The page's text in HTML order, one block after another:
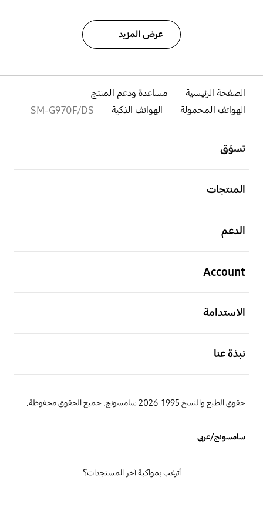
عرض المزيد
الصفحة الرئيسية
مساعدة ودعم المنتج
الهواتف المحمولة
الهواتف الذكية SM-G970F/DS
تسوّق
المنتجات
الدعم
Account
الاستدامة
نبذة عنا
حقوق الطبع والنسخ 1995-2026 سامسونج. جميع الحقوق محفوظة.
سامسونج/عربي
أترغب بمواكبة آخر المستجدات؟